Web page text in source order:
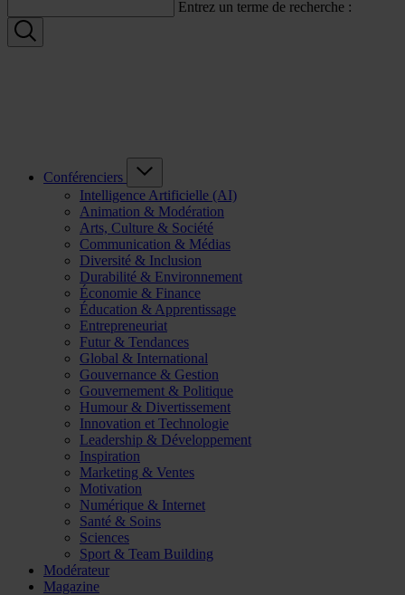
Entrez un terme de recherche :
Conférenciers
Intelligence Artificielle (AI)
Animation & Modération
Arts, Culture & Société
Communication & Médias
Diversité & Inclusion
Durabilité & Environnement
Économie & Finance
Éducation & Apprentissage
Entrepreneuriat
Futur & Tendances
Global & International
Gouvernance & Gestion
Gouvernement & Politique
Humour & Divertissement
Innovation et Technologie
Leadership & Développement
Inspiration
Marketing & Ventes
Motivation
Numérique & Internet
Santé & Soins
Sciences
Sport & Team Building
Modérateur
Magazine